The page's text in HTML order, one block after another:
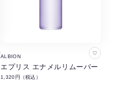
お
気
ALBION
エプリス エナメルリムーバー
1,320円（税込）